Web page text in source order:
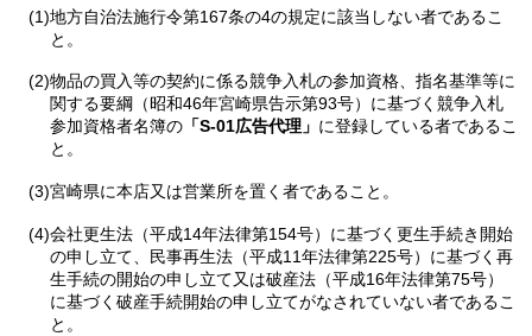
(1)地方自治法施行令第167条の4の規定に該当しない者であるこ
と。
(2)物品の買入等の契約に係る競争入札の参加資格、指名基準等に
関する要綱（昭和46年宮崎県告示第93号）に基づく競争入札
参加資格者名簿の 「S-01広告代理」 に登録している者であるこ
と。
(3)宮崎県に本店又は営業所を置く者であること。
(4)会社更生法（平成14年法律第154号）に基づく更生手続き開始
の申し立て、民事再生法（平成11年法律第225号）に基づく再
生手続の開始の申し立て又は破産法（平成16年法律第75号）
に基づく破産手続開始の申し立てがなされていない者であるこ
と。